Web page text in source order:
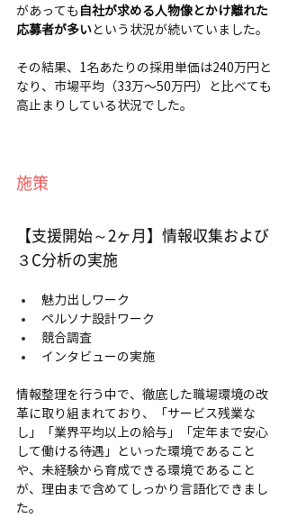
があっても 自社が求める人物像とかけ離れた
応募者が多い という状況が続いていました。
その結果、1名あたりの採用単価は240万円と
なり、市場平均（33万〜50万円）と比べても
高止まりしている状況でした。
施策
【支援開始～2ヶ月】情報収集および
３C分析の実施
魅力出しワーク
ペルソナ設計ワーク
競合調査
インタビューの実施
情報整理を行う中で、徹底した職場環境の改
革に取り組まれており、「サービス残業な
し」「業界平均以上の給与」「定年まで安心
して働ける待遇」といった環境であること
や、未経験から育成できる環境であること
が、理由まで含めてしっかり言語化できまし
た。